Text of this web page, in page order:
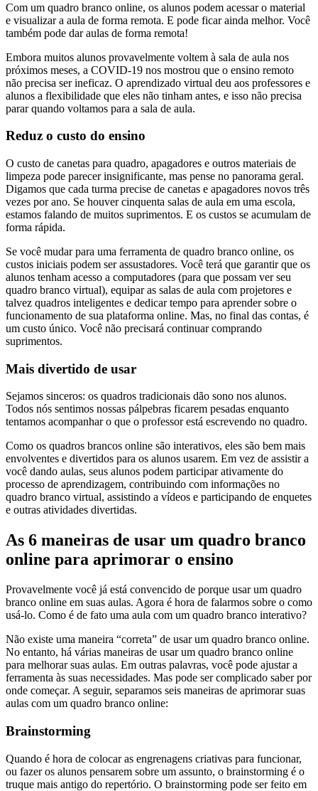
Com um quadro branco online, os alunos podem acessar o material
e visualizar a aula de forma remota. E pode ficar ainda melhor. Você
também pode dar aulas de forma remota!
Embora muitos alunos provavelmente voltem à sala de aula nos
próximos meses, a COVID-19 nos mostrou que o ensino remoto
não precisa ser ineficaz. O aprendizado virtual deu aos professores e
alunos a flexibilidade que eles não tinham antes, e isso não precisa
parar quando voltamos para a sala de aula.
Reduz o custo do ensino
O custo de canetas para quadro, apagadores e outros materiais de
limpeza pode parecer insignificante, mas pense no panorama geral.
Digamos que cada turma precise de canetas e apagadores novos três
vezes por ano. Se houver cinquenta salas de aula em uma escola,
estamos falando de muitos suprimentos. E os custos se acumulam de
forma rápida.
Se você mudar para uma ferramenta de quadro branco online, os
custos iniciais podem ser assustadores. Você terá que garantir que os
alunos tenham acesso a computadores (para que possam ver seu
quadro branco virtual), equipar as salas de aula com projetores e
talvez quadros inteligentes e dedicar tempo para aprender sobre o
funcionamento de sua plataforma online. Mas, no final das contas, é
um custo único. Você não precisará continuar comprando
suprimentos.
Mais divertido de usar
Sejamos sinceros: os quadros tradicionais dão sono nos alunos.
Todos nós sentimos nossas pálpebras ficarem pesadas enquanto
tentamos acompanhar o que o professor está escrevendo no quadro.
Como os quadros brancos online são interativos, eles são bem mais
envolventes e divertidos para os alunos usarem. Em vez de assistir a
você dando aulas, seus alunos podem participar ativamente do
processo de aprendizagem, contribuindo com informações no
quadro branco virtual, assistindo a vídeos e participando de enquetes
e outras atividades divertidas.
As 6 maneiras de usar um quadro branco
online para aprimorar o ensino
Provavelmente você já está convencido de porque usar um quadro
branco online em suas aulas. Agora é hora de falarmos sobre o como
usá-lo. Como é de fato uma aula com um quadro branco interativo?
Não existe uma maneira “correta” de usar um quadro branco online.
No entanto, há várias maneiras de usar um quadro branco online
para melhorar suas aulas. Em outras palavras, você pode ajustar a
ferramenta às suas necessidades. Mas pode ser complicado saber por
onde começar. A seguir, separamos seis maneiras de aprimorar suas
aulas com um quadro branco online:
Brainstorming
Quando é hora de colocar as engrenagens criativas para funcionar,
ou fazer os alunos pensarem sobre um assunto, o brainstorming é o
truque mais antigo do repertório. O brainstorming pode ser feito em